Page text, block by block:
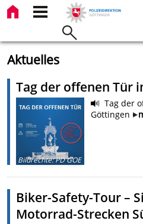
Aktuelles
Tag der offenen Tür
Bildrechte:PD GOE
Tag der
Göttingen
Biker-Safety-Tour –
Motorrad-Strecken